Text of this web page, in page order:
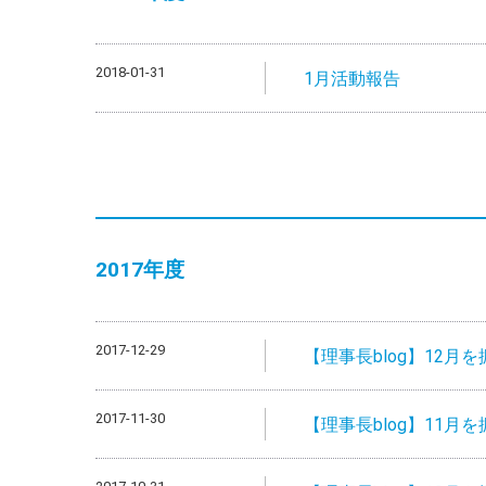
2018-01-31 1月活動報告
2017年度
2017-12-29 【理事長blog】12月を
2017-11-30 【理事長blog】11月を